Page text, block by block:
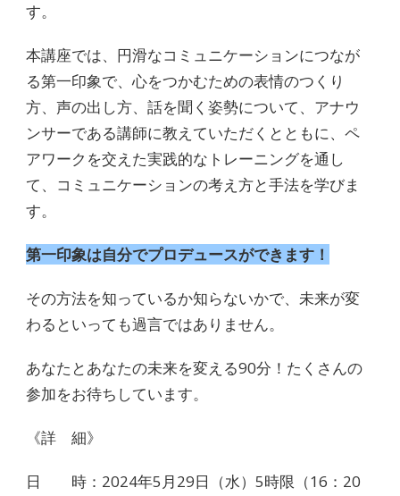
す。
本講座では、円滑なコミュニケーションにつなが
る第一印象で、心をつかむための表情のつくり
方、声の出し方、話を聞く姿勢について、アナウ
ンサーである講師に教えていただくとともに、ペ
アワークを交えた実践的なトレーニングを通し
て、コミュニケーションの考え方と手法を学びま
す。
第一印象は自分でプロデュースができます！
その方法を知っているか知らないかで、未来が変
わるといっても過言ではありません。
あなたとあなたの未来を変える90分！たくさんの
参加をお待ちしています。
《詳 細》
日 時： 2024年5 月29日（水） 5時限（16 ： 20